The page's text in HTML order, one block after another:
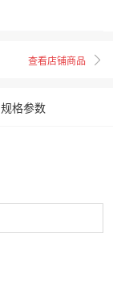
查看店铺商品
规格参数